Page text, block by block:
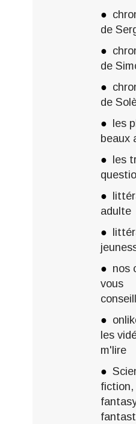
de
de
de
les
beaux
les
adulte
nos
vous
les
m'lire
fiction,